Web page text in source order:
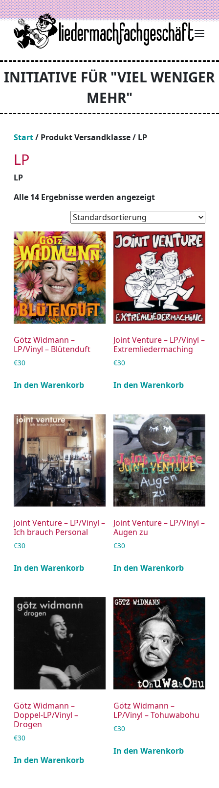
Zum Inhalt springen
INITIATIVE FÜR "VIEL WENIGER
MEHR"
Start/ Produkt Versandklasse / LP
LP
LP
Alle 14 Ergebnisse werden angezeigt
Götz Widmann –
LP/Vinyl – Blütenduft
€30
In den Warenkorb
Joint Venture – LP/Vinyl –
Extremliedermaching
€30
In den Warenkorb
Joint Venture – LP/Vinyl –
Ich brauch Personal
€30
In den Warenkorb
Joint Venture – LP/Vinyl –
Augen zu
€30
In den Warenkorb
Götz Widmann –
Doppel-LP/Vinyl –
Drogen
€30
In den Warenkorb
Götz Widmann –
LP/Vinyl – Tohuwabohu
€30
In den Warenkorb